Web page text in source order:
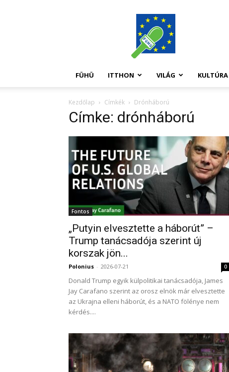
FüHü
FÜHÜ ITTHON VILÁG KULTÚRA
Kezdőlap Címkék Drónháború
Címke: drónháború
Fontos
„Putyin elvesztette a háborút” –
Trump tanácsadója szerint új
korszak jön...
Polonius - 2026-07-21 0
Donald Trump egyik külpolitikai tanácsadója, James
Jay Carafano szerint az orosz elnök már elvesztette
az Ukrajna elleni háborút, és a NATO fölénye nem
kérdés....